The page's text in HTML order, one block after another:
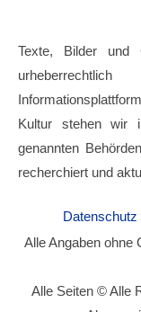
Texte, Bilder und
Kultur stehen wir
genannten
recherchiert und
Datenschutz
Alle Angaben ohne
Alle Seiten © Alle